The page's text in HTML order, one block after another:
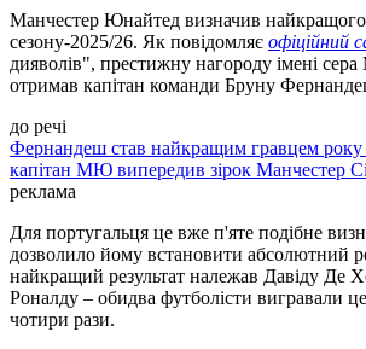
Манчестер Юнайтед визначив найкращого
сезону-2025/26. Як повідомляє офіційний
дияволів", престижну нагороду імені сера
отримав капітан команди Бруну
до речі
Фернандеш став найкращим гравцем року
капітан МЮ випередив зірок Манчестер
реклама
Для португальця це вже п'яте подібне
дозволило йому встановити абсолютний
найкращий результат належав Давіду Де
Роналду – обидва футболісти вигравали
чотири рази.